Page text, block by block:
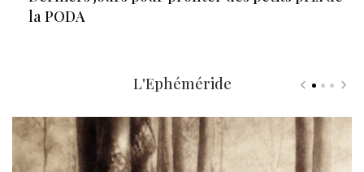
la PODA
L'Ephéméride